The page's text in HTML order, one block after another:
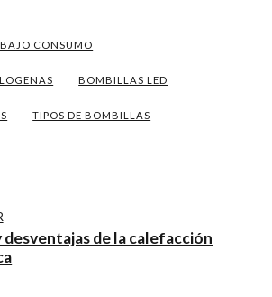
CONSUMO
BOMBILLAS LED
TIPOS DE BOMBILLAS
desventajas de la calefacción